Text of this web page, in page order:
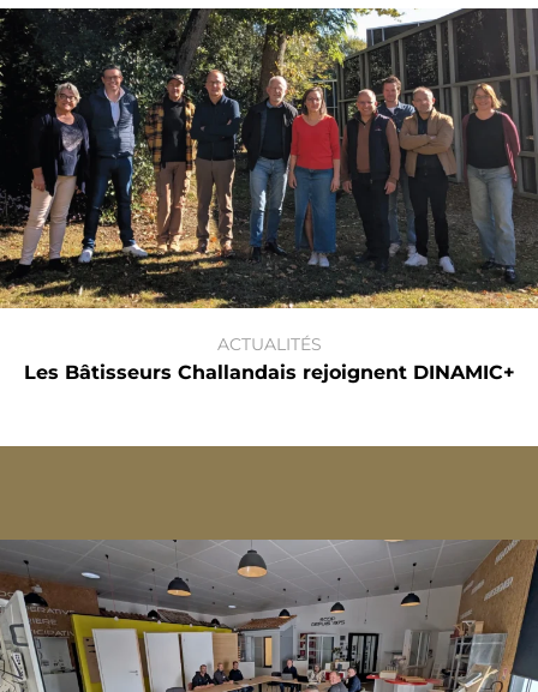
ACTUALITÉS
Les Bâtisseurs Challandais rejoignent DINAMIC+